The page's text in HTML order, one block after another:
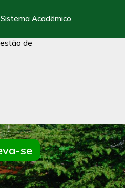
Sistema Acadêmico
de
se